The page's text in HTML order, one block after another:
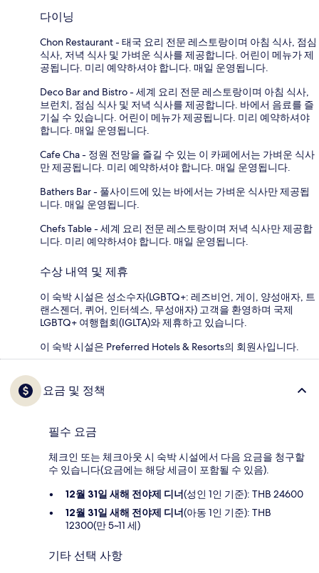
다이닝
Chon Restaurant - 태국 요리 전문 레스토랑이며 아침 식사, 점심
식사, 저녁 식사 및 가벼운 식사를 제공합니다. 어린이 메뉴가 제
공됩니다. 미리 예약하셔야 합니다. 매일 운영됩니다.
Deco Bar and Bistro - 세계 요리 전문 레스토랑이며 아침 식사,
브런치, 점심 식사 및 저녁 식사를 제공합니다. 바에서 음료를 즐
기실 수 있습니다. 어린이 메뉴가 제공됩니다. 미리 예약하셔야
합니다. 매일 운영됩니다.
Cafe Cha - 정원 전망을 즐길 수 있는 이 카페에서는 가벼운 식사
만 제공됩니다. 미리 예약하셔야 합니다. 매일 운영됩니다.
Bathers Bar - 풀사이드에 있는 바에서는 가벼운 식사만 제공됩
니다. 매일 운영됩니다.
Chefs Table - 세계 요리 전문 레스토랑이며 저녁 식사만 제공합
니다. 미리 예약하셔야 합니다. 매일 운영됩니다.
수상 내역 및 제휴
이 숙박 시설은 성소수자(LGBTQ+: 레즈비언, 게이, 양성애자, 트
랜스젠더, 퀴어, 인터섹스, 무성애자) 고객을 환영하며 국제
LGBTQ+ 여행협회(IGLTA)와 제휴하고 있습니다.
이 숙박 시설은 Preferred Hotels & Resorts의 회원사입니다.
요금 및 정책
필수 요금
체크인 또는 체크아웃 시 숙박 시설에서 다음 요금을 청구할
수 있습니다(요금에는 해당 세금이 포함될 수 있음).
12월 31일 새해 전야제 디너(성인 1인 기준): THB 24600
12월 31일 새해 전야제 디너(아동 1인 기준): THB
12300(만 5~11 세)
기타 선택 사항